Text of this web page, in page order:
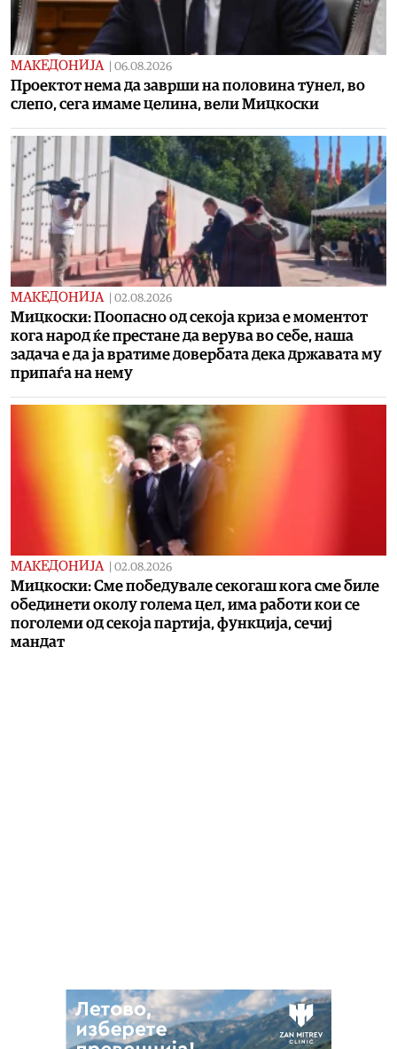
МАКЕДОНИЈА 06.08.2026
Проектот нема да заврши на половина тунел, во
слепо, сега имаме целина, вели Мицкоски
МАКЕДОНИЈА 02.08.2026
Мицкоски: Поопасно од секоја криза е моментот
кога народ ќе престане да верува во себе, наша
задача е да ја вратиме довербата дека државата му
припаѓа на нему
МАКЕДОНИЈА 02.08.2026
Мицкоски: Сме победувале секогаш кога сме биле
обединети околу голема цел, има работи кои се
поголеми од секоја партија, функција, сечиј
мандат